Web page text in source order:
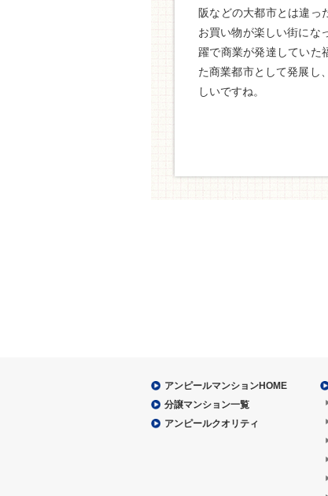
阪などの大都市とは違っ
お買い物が楽しい街にな
躍で商業が発達していた
た商業都市として発展し
しいですね。
アンピールマンションHOME
分譲マンション一覧
アンピールクオリティ